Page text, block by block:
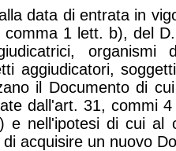
data di entrata in
1 lett. b), del
aggiudicatori,
il Documento di
dall'art. 31, commi
e nell'ipotesi di cui al
acquisire un nuovo